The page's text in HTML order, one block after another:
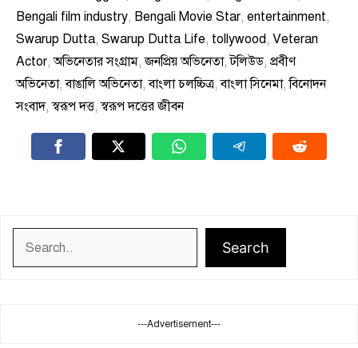
Bengali film industry, Bengali Movie Star, entertainment,
Swarup Dutta, Swarup Dutta Life, tollywood, Veteran
Actor,অভিনেতার সংগ্রাম,জনপ্রিয় অভিনেতা,টলিউড, প্রবীণ
অভিনেতা,বাঙালি অভিনেতা,বাংলা চলচ্চিত্র,বাংলা সিনেমা,বিনোদন
সংবাদ,স্বরূপ দত্ত,স্বরূপ দত্তের জীবন
Search
---Advertisement---